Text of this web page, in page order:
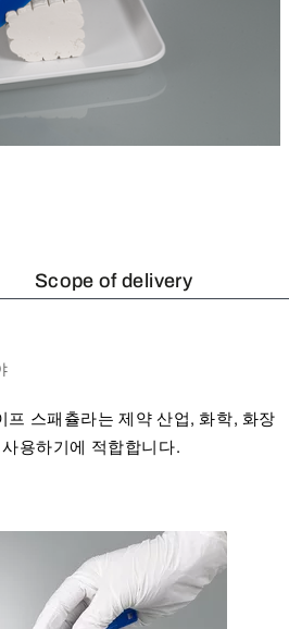
Scope of delivery
프 스패츌라는 제약 산업, 화학, 화장
용하기에 적합합니다.